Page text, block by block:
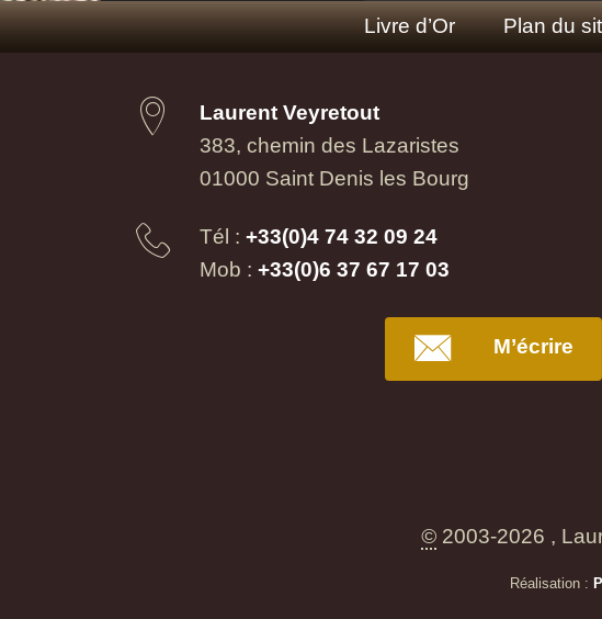
Livre d’Or Plan du
Laurent Veyretout
383, chemin des Lazaristes
01000 Saint Denis les Bourg
Tél :+33(0)4 74 32 09 24
Mob :+33(0)6 37 67 17 03
M’écrire
© 2003-2026 ,
Réalisation :